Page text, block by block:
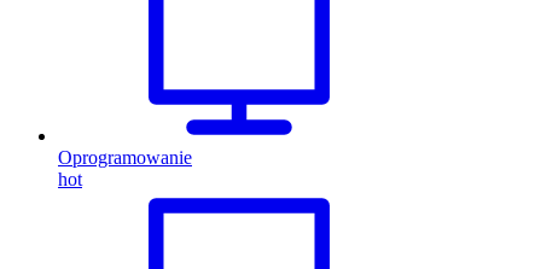
Oprogramowanie
hot